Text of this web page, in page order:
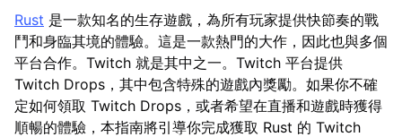
Rust 是一款知名的生存遊戲，為所有玩家提供快節奏的戰
鬥和身臨其境的體驗。這是一款熱門的大作，因此也與多個
平台合作。Twitch 就是其中之一。Twitch 平台提供
Twitch Drops，其中包含特殊的遊戲內獎勵。如果你不確
定如何領取 Twitch Drops，或者希望在直播和遊戲時獲得
順暢的體驗，本指南將引導你完成獲取 Rust 的 Twitch